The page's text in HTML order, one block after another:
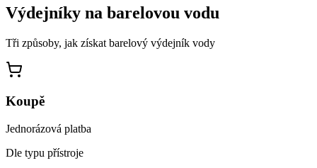
Výdejníky na barelovou vodu
Tři způsoby, jak získat barelový výdejník vody
Koupě
Jednorázová platba
Dle typu přístroje